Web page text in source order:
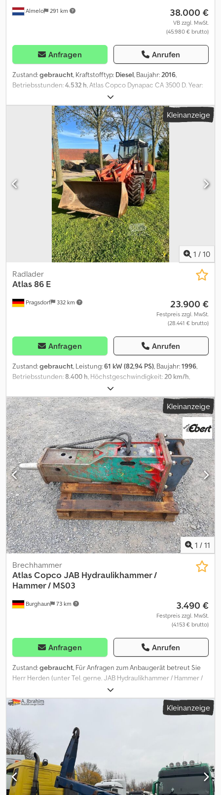
Almelo 291 km 38.000 €
VB zzgl. MwSt.
(45.980 € brutto)
Anfragen Anrufen
Zustand:gebraucht, Kraftstofftyp: Diesel, Baujahr:2016,
Betriebsstunden:4.532 h, Atlas Copco Dynapac CA 3500 D. Year:
2016. Hours: 4532. Dodszrwmcepfx Amlokr Weight: 12.150 kg. max
weight: 15.600 kg. CE Machine. 119 KW. Roller width: 2130 mm.
Vibration. Camera. Joystick. Airconditioning. Tyres: 23.1-26 70%. NL
Machine! ID NR: 296. The General Terms and Conditions of
Heinhuis are applicable to all adverts, offers and quotations by
Heinhuis, all agreements entered into by Heinhuis and the
negotiations preceding them. By any form of response you
accept the applicability of the General Terms and Conditions of
Heinhuis and you declare that you have taken note of these
General Terms and Conditions. Our prices are export netto
prices. = Weitere Informationen = Baujahr: 2016 Antrieb: Rad
Leergewicht: 12.150 kg CE-Kennzeichnung: ja =
Firmeninformationen = Für mehr Informationen:
Kleinanzeige
1 / 10
Pragsdorf 332 km
Radlader
Atlas86 E
23.900 €
Festpreis zzgl. MwSt.
(28.441 € brutto)
Anfragen Anrufen
Zustand:gebraucht, Leistung:61 kW (82,94 PS), Baujahr:1996,
Betriebsstunden:8.400 h, Höchstgeschwindigkeit:20 km/h,
, Betriebsstunden:8400,
Knicklenkung_____inkl. Schaufel und Palettengabel, Motor ca.
4000h,Lagerort:Kunde Dsdszr Ta Espfx Amlokr
Kleinanzeige
1 / 11
Burghaun 73 km
Brechhammer
Atlas CopcoJAB Hydraulikhammer /
Hammer / MS03
3.490 €
Festpreis zzgl. MwSt.
(4.153 € brutto)
Anfragen Anrufen
Zustand:gebraucht, Für Anfragen zum Anbaugerät betreut Sie
Herr Herden (unter Tel. gerne. JAB Hydraulikhammer / Hammer /
MS03 / lagernd & sofort verfügbar Preis: 3.490,00 € netto / 4.153,10
€ brutto - Gewicht (kg): 336 - Länge mit Meißel (mm): 1.500 -
Meisseldurchmesser (mm): 70 Ausstattung: - inkl. MS03
/ CW05 / CW10 / CW20 / OQ65 / OQ70/55 / usw...) lagernd und
sofort verfügbar. In unserem Lager haben wir eine sehr große
Auswahl von verschiedenen Anbaugeräten, die sofort verfügbar
sind! Herr Herden (Tel. betreut Sie gerne. Auf Wunsch
unterbreiten wir Ihnen auch gerne ein Finanzierungsangebot.
Wir sind offizieller Magni Teleskoplader Vertriebs- und
Servicepartner. Wir sind offizieller Gierking GMT Vertriebs- und
Kleinanzeige